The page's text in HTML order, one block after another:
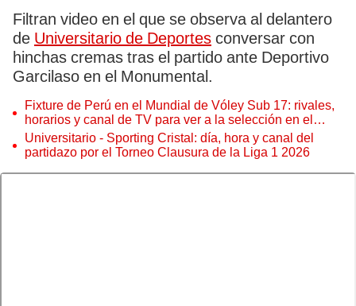
Filtran video en el que se observa al delantero
de Universitario de Deportes conversar con
hinchas cremas tras el partido ante Deportivo
Garcilaso en el Monumental.
Fixture de Perú en el Mundial de Vóley Sub 17: rivales,
horarios y canal de TV para ver a la selección en el
torneo
Universitario - Sporting Cristal: día, hora y canal del
partidazo por el Torneo Clausura de la Liga 1 2026